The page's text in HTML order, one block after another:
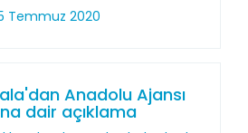
Temmuz 2020
Anadolu Ajansı
dair açıklama